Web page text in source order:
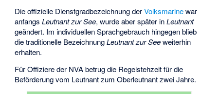
Die offizielle Dienstgradbezeichnung derVolksmarinewar
anfangsLeutnant zur See, wurde aber später inLeutnant
geändert. Im individuellen Sprachgebrauch hingegen blieb
die traditionelle BezeichnungLeutnant zur Seeweiterhin
erhalten.
Für Offiziere der NVA betrug die Regelstehzeit für die
Beförderung vom Leutnant zum Oberleutnant zwei Jahre.